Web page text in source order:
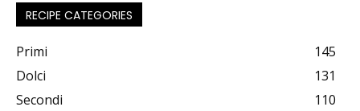
RECIPE CATEGORIES
Primi
145
Dolci
131
Secondi
110